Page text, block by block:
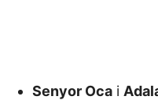
Senyor Oca i